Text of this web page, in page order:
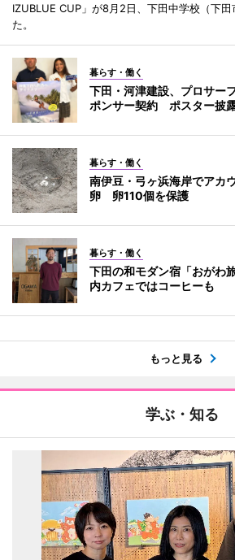
IZUBLUE CUP」が8月2日、下田中学校（下
た。
暮らす・働く
下田・河津建設、プロサー
ポンサー契約 ポスター披
暮らす・働く
南伊豆・弓ヶ浜海岸でアカ
卵 卵110個を保護
暮らす・働く
下田の和モダン宿「おが
内カフェではコーヒーも
もっと見る
学ぶ・知る